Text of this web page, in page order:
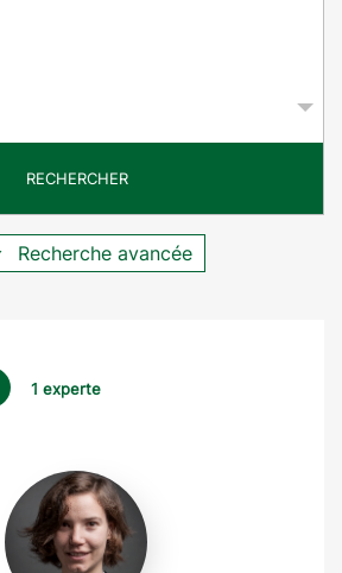
RECHERCHER
Recherche avancée
1 experte
Marie
Mesnil